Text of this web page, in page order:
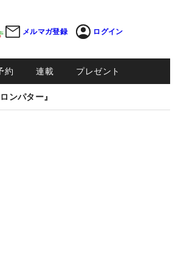
メルマガ登録 ログイン
約 連載 プレゼント
ンパター』